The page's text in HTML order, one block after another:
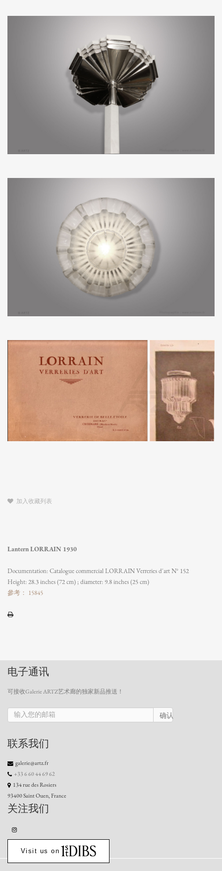
加入收藏列表
Lantern LORRAIN 1930
Documentation: Catalogue commercial LORRAIN Verreries d'art N° 152
Height: 28.3 inches (72 cm) ; diameter: 9.8 inches (25 cm)
參考： 15845
电子通讯
可接收Galerie ARTZ艺术廊的独家新品推送！
确认
联系我们
galerie@artz.fr
+33 6 60 44 69 62
134 rue des Rosiers
93400 Saint Ouen, France
关注我们
Visit us on